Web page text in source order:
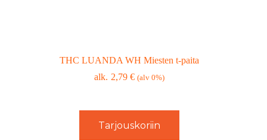
THC LUANDA WH Miesten t-paita
2,79€ (alv 0%)
Tarjouskoriin